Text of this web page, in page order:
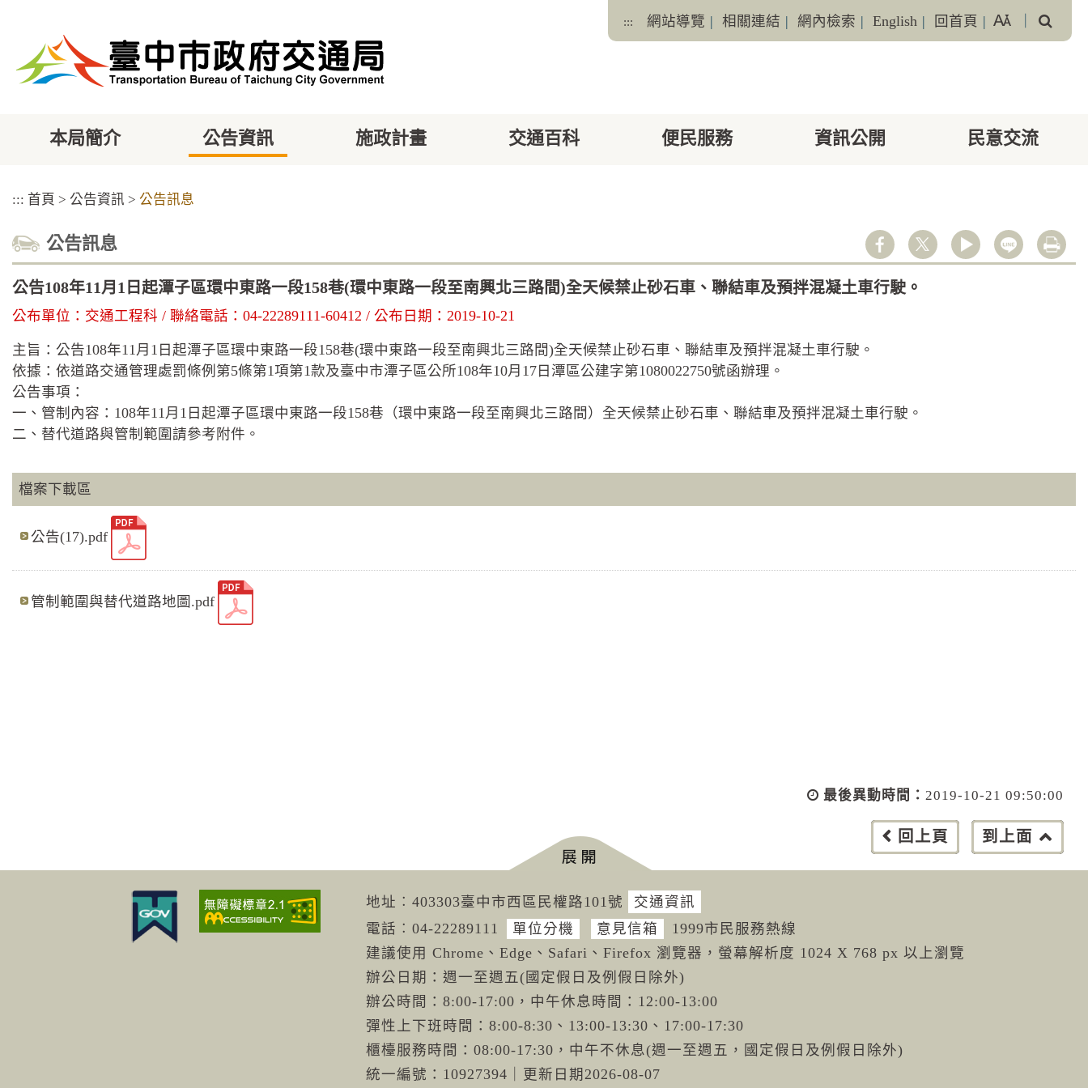
::: 網站導覽 | 相關連結 | 網內檢索 | English | 回首頁 |
尋
本局簡介 公告資訊 施政計畫 交通百科 便民服務 資訊公開 民意交流
::: 首頁 > 公告資訊 > 公告訊息
公告訊息
公告108年11月1日起潭子區環中東路一段158巷(環中東路一段至南興北三路間)全天候禁止砂石車、聯結車及預拌混凝土車行駛。
公布單位：交通工程科 / 聯絡電話：04-22289111-60412 / 公布日期：2019-10-21
主旨：公告108年11月1日起潭子區環中東路一段158巷(環中東路一段至南興北三路間)全天候禁止砂石車、聯結車及預拌混凝土車行駛。
依據：依道路交通管理處罰條例第5條第1項第1款及臺中市潭子區公所108年10月17日潭區公建字第1080022750號函辦理。
公告事項：
一、管制內容：108年11月1日起潭子區環中東路一段158巷（環中東路一段至南興北三路間）全天候禁止砂石車、聯結車及預拌混凝土車行駛。
二、替代道路與管制範圍請參考附件。
檔案下載區
公告(17).pdf
管制範圍與替代道路地圖.pdf
最後異動時間： 2019-10-21 09:50:00
回上頁 到上面
地址︰403303臺中市西區民權路101號
交通資訊
電話︰04-22289111 單位分機 意見信箱
1999市民服務熱線
建議使用 Chrome、Edge、Safari、Firefox 瀏覽器，螢幕解析度 1024 X 768 px 以上瀏覽
辦公日期：週一至週五(國定假日及例假日除外)
辦公時間：8:00-17:00，中午休息時間：12:00-13:00
彈性上下班時間：8:00-8:30、13:00-13:30、17:00-17:30
櫃檯服務時間：08:00-17:30，中午不休息(週一至週五，國定假日及例假日除外)
統一編號：10927394
更新日期 2026-08-07